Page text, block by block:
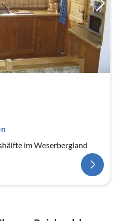
im Weserbergland